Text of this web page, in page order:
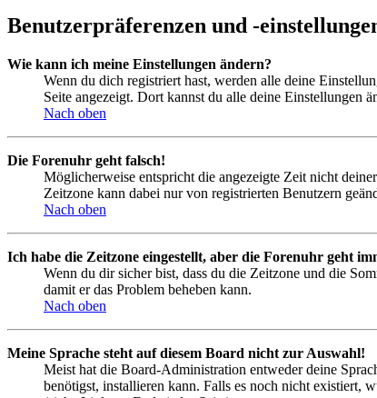
Benutzerpräferenzen und -
Wie kann ich meine Einstellungen ändern?
Wenn du dich registriert hast, werden alle deine
Seite angezeigt. Dort kannst du alle deine Einstellungen
Nach oben
Die Forenuhr geht falsch!
Möglicherweise entspricht die angezeigte Zeit nicht
Zeitzone kann dabei nur von registrierten Benutzern
Nach oben
Ich habe die Zeitzone eingestellt, aber die Forenuhr geht
Wenn du dir sicher bist, dass du die Zeitzone und die
damit er das Problem beheben kann.
Nach oben
Meine Sprache steht auf diesem Board nicht zur Auswahl!
Meist hat die Board-Administration entweder deine
benötigst, installieren kann. Falls es noch nicht existiert,